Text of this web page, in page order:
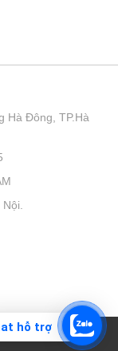
Hà Đông, TP.Hà
hỗ trợ